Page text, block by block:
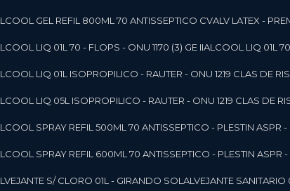
ALCOOL GEL REFIL 800ML 70 ANTISSEPTICO CVALV LATEX -
ALCOOL LIQ 01L 70 - FLOPS - ONU 1170 (3) GE II ALCOOL LIQ 01L
ALCOOL LIQ 01L ISOPROPILICO - RAUTER - ONU 1219 CLAS DE
ALCOOL LIQ 05L ISOPROPILICO - RAUTER - ONU 1219 CLAS DE
ALCOOL SPRAY REFIL 500ML 70 ANTISSEPTICO - PLESTIN ASPR -
ALCOOL SPRAY REFIL 600ML 70 ANTISSEPTICO - PLESTIN ASPR -
ALVEJANTE S/ CLORO 01L - GIRANDO SOL ALVEJANTE SANITARIO